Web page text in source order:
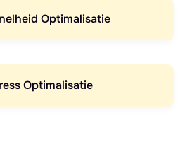
Optimalisatie
Optimalisatie